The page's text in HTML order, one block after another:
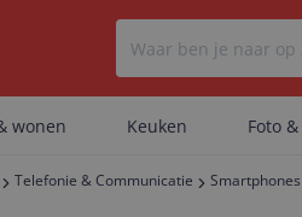
wonen Keuken Foto
Telefonie & Communicatie Smartphones